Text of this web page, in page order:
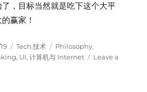
，目标当然就是吃下这个大平
赢家！
Categories
Tech.技术 Tags
Philosophy,
, UI,计算机与 Internet
Leave a